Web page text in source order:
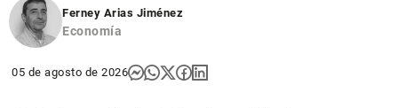
Ferney Arias Jiménez
Economía
05 de agosto de 2026